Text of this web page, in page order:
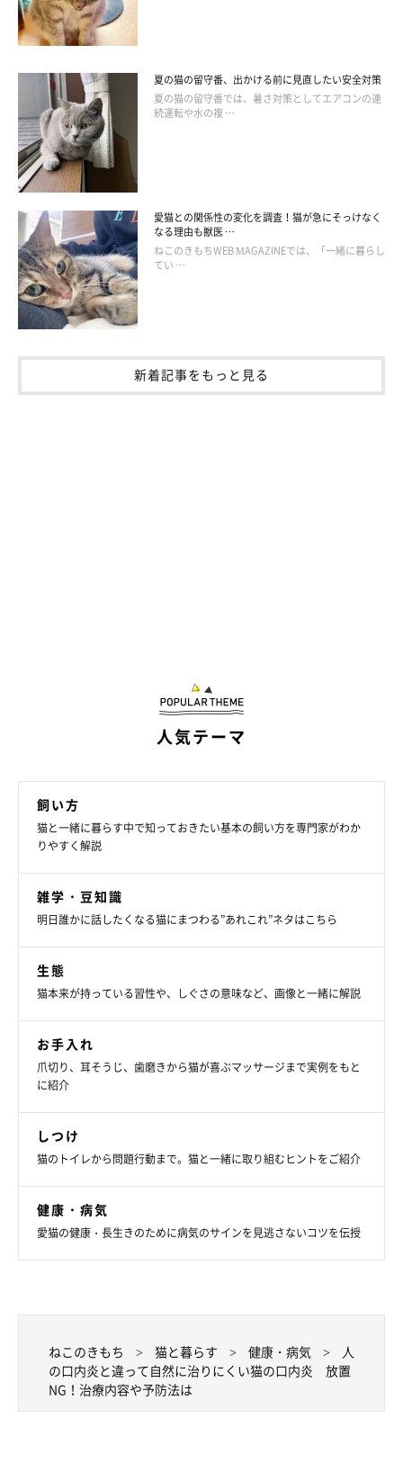
関連記事:
治療法、予防法を紹介
猫も人と同じように口内炎になりますが、その原因には重篤な病気
が潜んでいることもあるので注意が必要です。そこで今回は、猫の
口内炎の症状や原因、治療法、予防法などについて詳しく解説しま
す。
ほかにも、口内炎の原因となる病気の予防のために、ワクチンの
接種や免疫力を高めるサプリメントなども効果的です。たかが口
内炎とあなどらず、猫の口に気になる症状が出たら、すぐに動物
病院を受診し、適切な対応をしてあげましょう。
（監修：ねこのきもち獣医師相談室 獣医師・岡本りさ先生）
参考／ねこのきもちWEB MAGAZINE『【獣医師監修】治りにくい
文／田山郁
※写真はスマホアプリ「いぬ・ねこのきもち」で投稿されたもの
夏の猫の留守番、出かける前に見直したい安全対策
夏の猫の留守番では、暑さ対策としてエアコンの連
続運転や水の複 …
愛猫との関係性の変化を調査！猫が急にそっけなく
なる理由も獣医 …
ねこのきもちWEB MAGAZINEでは、「一緒に暮らし
てい …
新着記事をもっと見る
人気テーマ
飼い方
猫と一緒に暮らす中で知っておきたい基本の飼い方を専門家がわか
りやすく解説
雑学・豆知識
明日誰かに話したくなる猫にまつわる”あれこれ”ネタはこちら
生態
猫本来が持っている習性や、しぐさの意味など、画像と一緒に解説
お手入れ
爪切り、耳そうじ、歯磨きから猫が喜ぶマッサージまで実例をもと
に紹介
しつけ
猫のトイレから問題行動まで。猫と一緒に取り組むヒントをご紹介
健康・病気
愛猫の健康・長生きのために病気のサインを見逃さないコツを伝授
ねこのきもち 猫と暮らす 健康・病気
人
の口内炎と違って自然に治りにくい猫の口内炎 放置
NG！治療内容や予防法は